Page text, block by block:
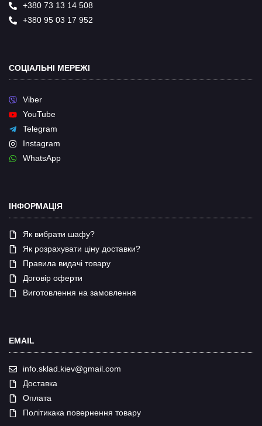
+380 73 13 14 508
+380 95 03 17 952
СОЦІАЛЬНІ МЕРЕЖІ
Viber
YouTube
Telegram
Instagram
WhatsApp
ІНФОРМАЦІЯ
Як вибрати шафу?
Як розрахувати ціну доставки?
Правила видачі товару
Договір оферти
Виготовлення на замовлення
EMAIL
info.sklad.kiev@gmail.com
Доставка
Оплата
Політикака повернення товару